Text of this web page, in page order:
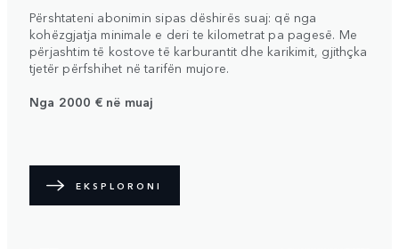
Përshtateni abonimin sipas dëshirës suaj: që nga
kohëzgjatja minimale e deri te kilometrat pa pagesë. Me
përjashtim të kostove të karburantit dhe karikimit, gjithçka
tjetër përfshihet në tarifën mujore.
Nga 2000 € në muaj
EKSPLORONI